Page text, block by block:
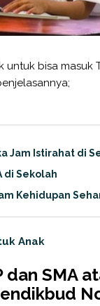
bisa masuk
Jam Istirahat di
di Sekolah
Kehidupan
Anak
dan SMA